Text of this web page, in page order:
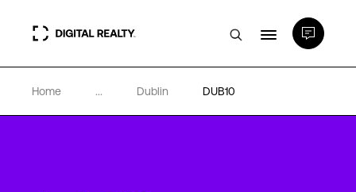
数据中心
Home ... Dublin DUB10